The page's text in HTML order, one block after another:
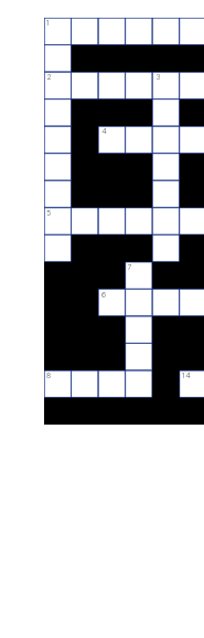
1
2 3
4
5
7
6
8 14